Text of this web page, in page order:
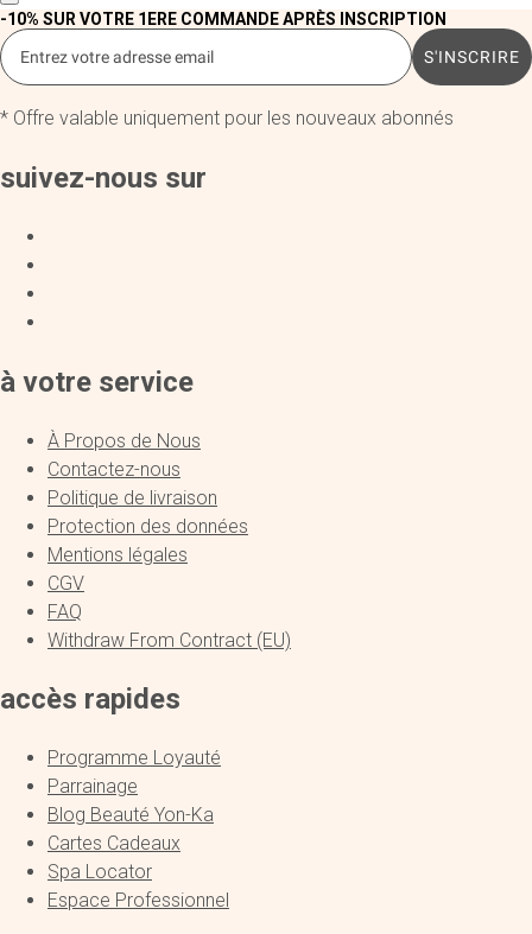
-10% SUR VOTRE 1ERE COMMANDE APRÈS INSCRIPTION
S'INSCRIRE
* Offre valable uniquement pour les nouveaux abonnés
suivez-nous sur
à votre service
À Propos de Nous
Contactez-nous
Politique de livraison
Protection des données
Mentions légales
CGV
FAQ
Withdraw From Contract (EU)
accès rapides
Programme Loyauté
Parrainage
Blog Beauté Yon-Ka
Cartes Cadeaux
Spa Locator
Espace Professionnel